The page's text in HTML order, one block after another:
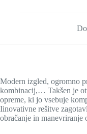
Modern izgled, ogromno
kombinacij,… Takšen je
opreme, ki jo vsebuje
Iinovativne rešitve
obračanje in manevriranje